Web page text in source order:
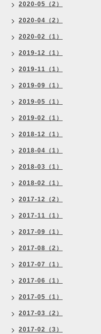
2020-05（2）
2020-04（2）
2020-02（1）
2019-12（1）
2019-11（1）
2019-09（1）
2019-05（1）
2019-02（1）
2018-12（1）
2018-04（1）
2018-03（1）
2018-02（1）
2017-12（2）
2017-11（1）
2017-09（1）
2017-08（2）
2017-07（1）
2017-06（1）
2017-05（1）
2017-03（2）
2017-02（3）